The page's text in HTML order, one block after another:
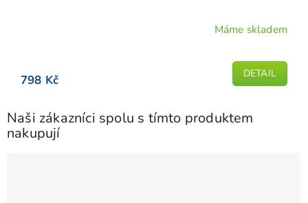
je
5
hvězdiček.
Máme skladem
798 Kč DETAIL
Naši zákazníci spolu s tímto produktem
nakupují